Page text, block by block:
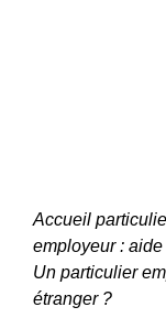
Accueil
employeur :
Un particulier
étranger ?